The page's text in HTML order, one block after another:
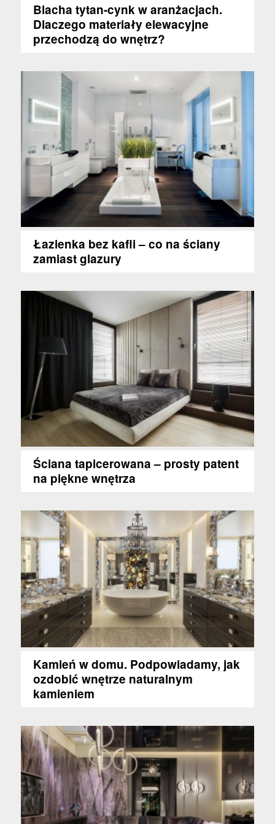
Blacha tytan-cynk w aranżacjach.
Dlaczego materiały elewacyjne
przechodzą do wnętrz?
Łazienka bez kafli – co na ściany
zamiast glazury
Ściana tapicerowana – prosty patent
na piękne wnętrza
Kamień w domu. Podpowiadamy, jak
ozdobić wnętrze naturalnym
kamieniem